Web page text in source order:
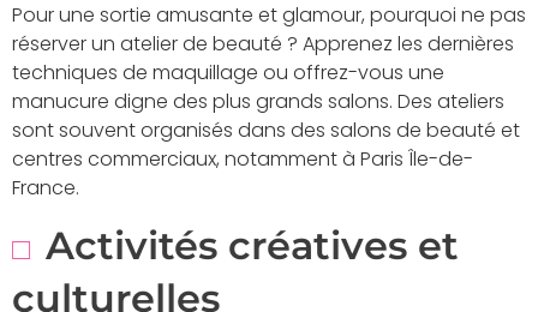
Pour une sortie amusante et glamour, pourquoi ne pas
réserver un atelier de beauté ? Apprenez les dernières
techniques de maquillage ou offrez-vous une
manucure digne des plus grands salons. Des ateliers
sont souvent organisés dans des salons de beauté et
centres commerciaux, notamment à Paris Île-de-
France.
Activités créatives et
culturelles